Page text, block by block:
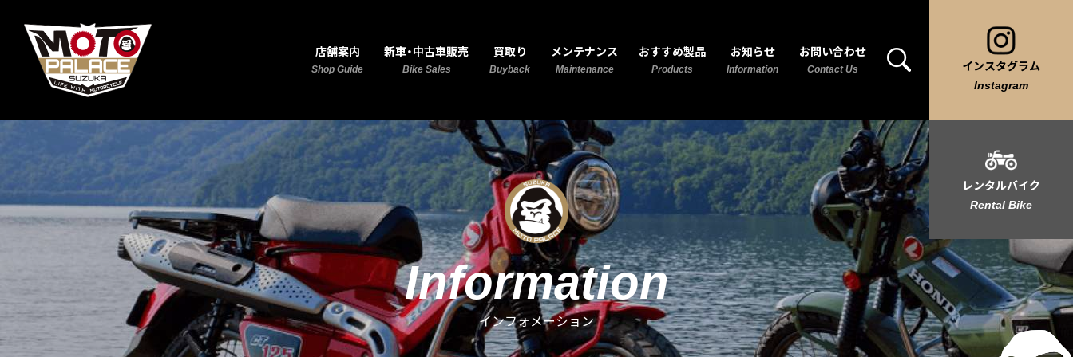
インスタグラム
Instagram
レンタルバイク
Rental Bike
店舗案内
Shop Guide
新車・中古車販売
Bike Sales
買取り
Buyback
メンテナンス
Maintenance
おすすめ製品
Products
お知らせ
Information
お問い合わせ
Contact Us
Information
インフォメーション